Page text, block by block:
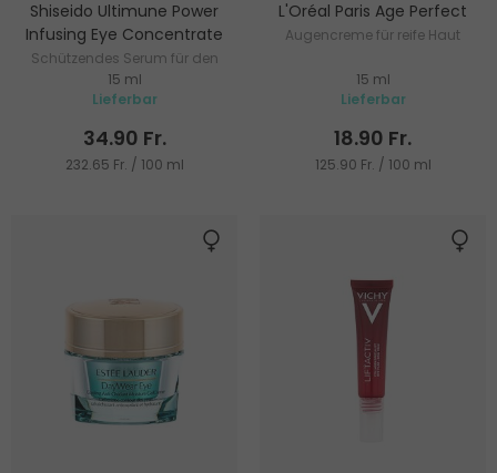
Shiseido Ultimune Power
Infusing Eye Concentrate
Schützendes Serum für den
Augenbereich
15 ml
Lieferbar
34.90 Fr.
232.65 Fr. / 100 ml
L'Oréal Paris Age Perfect
Augencreme für reife Haut
15 ml
Lieferbar
18.90 Fr.
125.90 Fr. / 100 ml